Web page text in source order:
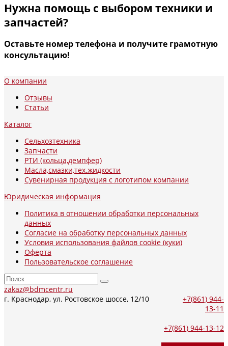
Нужна помощь с выбором техники и
запчастей?
Оставьте номер телефона и получите грамотную
консультацию!
О компании
Отзывы
Статьи
Каталог
Сельхозтехника
Запчасти
РТИ (кольца,демпфер)
Масла,смазки,тех.жидкости
Сувенирная продукция с логотипом компании
Юридическая информация
Политика в отношении обработки персональных
данных
Согласие на обработку персональных данных
Условия использования файлов cookie (куки)
Оферта
Пользовательское соглашение
zakaz@bdmcentr.ru
г. Краснодар, ул. Ростовское шоссе, 12/10
+7(861) 944-
13-11
+7(861) 944-13-12